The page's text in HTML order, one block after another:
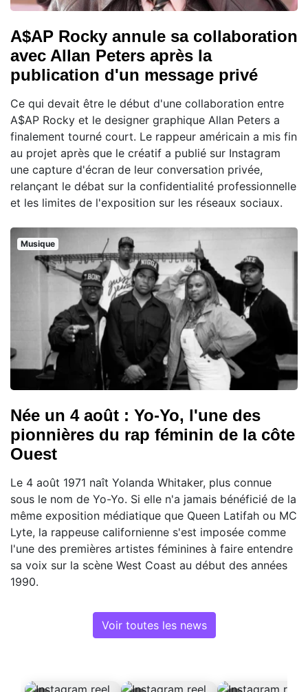
A$AP Rocky annule sa collaboration
avec Allan Peters après la
publication d'un message privé
Ce qui devait être le début d'une collaboration entre
A$AP Rocky et le designer graphique Allan Peters a
finalement tourné court. Le rappeur américain a mis fin
au projet après que le créatif a publié sur Instagram
une capture d'écran de leur conversation privée,
relançant le débat sur la confidentialité professionnelle
et les limites de l'exposition sur les réseaux sociaux.
Musique
Née un 4 août : Yo-Yo, l'une des
pionnières du rap féminin de la côte
Ouest
Le 4 août 1971 naît Yolanda Whitaker, plus connue
sous le nom de Yo-Yo. Si elle n'a jamais bénéficié de la
même exposition médiatique que Queen Latifah ou MC
Lyte, la rappeuse californienne s'est imposée comme
l'une des premières artistes féminines à faire entendre
sa voix sur la scène West Coast au début des années
1990.
Voir toutes les news